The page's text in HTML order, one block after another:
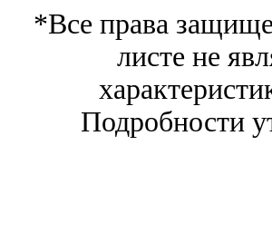
*Все права
листе не
Подробности